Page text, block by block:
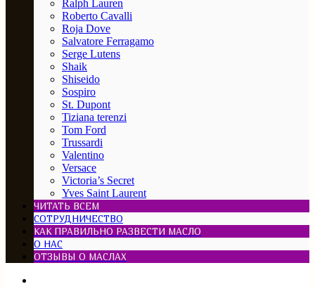
Ralph Lauren
Roberto Cavalli
Roja Dove
Salvatore Ferragamo
Serge Lutens
Shaik
Shiseido
Sospiro
St. Dupont
Tiziana terenzi
Tom Ford
Trussardi
Valentino
Versace
Victoria’s Secret
Yves Saint Laurent
ЧИТАТЬ ВСЕМ
СОТРУДНИЧЕСТВО
КАК ПРАВИЛЬНО РАЗВЕСТИ МАСЛО
О НАС
ОТЗЫВЫ О МАСЛАХ